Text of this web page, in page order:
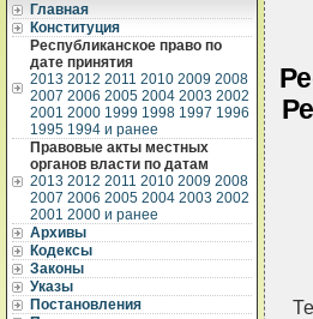
Главная
Конституция
Республиканское право по
дате принятия
2013 2012 2011 2010 2009 2008
2007 2006 2005 2004 2003 2002
2001 2000 1999 1998 1997 1996
1995 1994 и ранее
Правовые акты местных
органов власти по датам
2013 2012 2011 2010 2009 2008
2007 2006 2005 2004 2003 2002
2001 2000 и ранее
Архивы
Кодексы
Законы
Указы
Постановления